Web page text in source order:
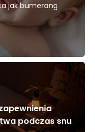
jak bumerang
podczas snu